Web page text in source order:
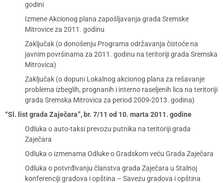
godini
Izmene Akcionog plana zapošljavanja grada Sremske
Mitrovice za 2011. godinu
Zaključak (o donošenju Programa održavanja čistoće na
javnim površinama za 2011. godinu na teritoriji grada Sremska
Mitrovica)
Zaključak (o dopuni Lokalnog akcionog plana za rešavanje
problema izbeglih, prognanih i interno raseljenih lica na teritoriji
grada Sremska Mitrovica za period 2009-2013. godina)
“Sl. list grada Zaječara”, br. 7/11 od 10. marta 2011. godine
Odluka o auto-taksi prevozu putnika na teritoriji grada
Zaječara
Odluka o izmenama Odluke o Gradskom veću Grada Zaječara
Odluka o potvrđivanju članstva grada Zaječara u Stalnoj
konferenciji gradova i opština – Savezu gradova i opština